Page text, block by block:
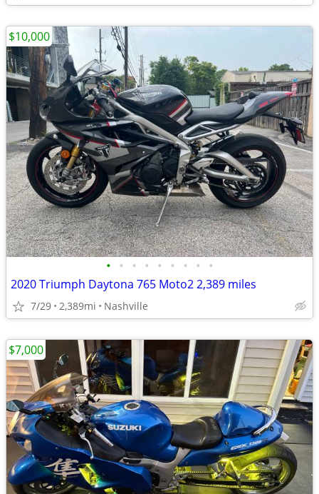
• • • • • • • • •
2020 Triumph Daytona 765 Moto2 2,389 miles
7/29 2,389mi Nashville
$10,000
$7,000